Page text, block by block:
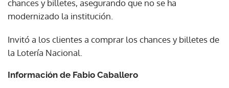
chances y billetes, asegurando que no se ha
modernizado la institución.
Invitó a los clientes a comprar los chances y billetes de
la Lotería Nacional.
Información de Fabio Caballero